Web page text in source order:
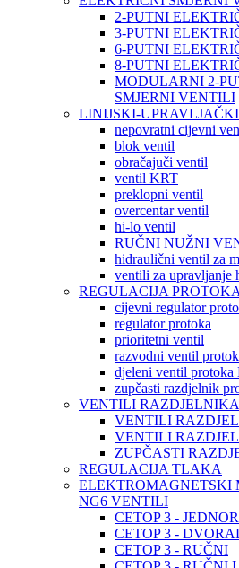
2-PUTNI
3-PUTNI
6-PUTNI
8-PUTNI
MODULARNI 2-
SMJERNI VENTILI
LINIJSKI-
nepovratni cijevni
blok ventil
obračajuči ventil
ventil KRT
preklopni ventil
overcentar ventil
hi-lo ventil
RUČNI NUŽNI
hidraulični ventil za
ventili za upravljanje
REGULACIJA PROTOKA
cijevni regulator
regulator protoka
prioritetni ventil
razvodni ventil
djeleni ventil protoka
zupčasti razdjelnik
VENTILI
VENTILI
VENTILI
ZUPČASTI
REGULACIJA TLAKA
ELEKTROMAGNETSKI
NG6 VENTILI
CETOP 3 -
CETOP 3 -
CETOP 3 - RUČNI